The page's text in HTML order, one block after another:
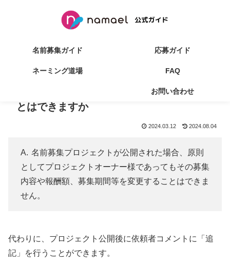
名前募集ガイド 応募ガイド
ネーミング道場 FAQ
お問い合わせ
ェクトオーナー側で募集内容を変更するこ
とはできますか
2024.03.12 2024.08.04
名前募集プロジェクトが公開された場合、原則
としてプロジェクトオーナー様であってもその募集
内容や報酬額、募集期間等を変更することはできま
せん。
代わりに、プロジェクト公開後に依頼者コメントに「追
記」を行うことができます。